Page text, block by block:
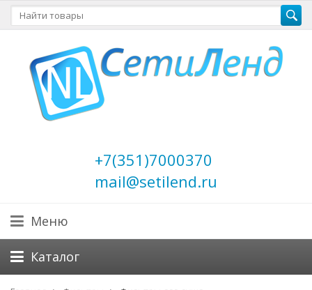
+7(351)7000370
mail@setilend.ru
Меню
Каталог